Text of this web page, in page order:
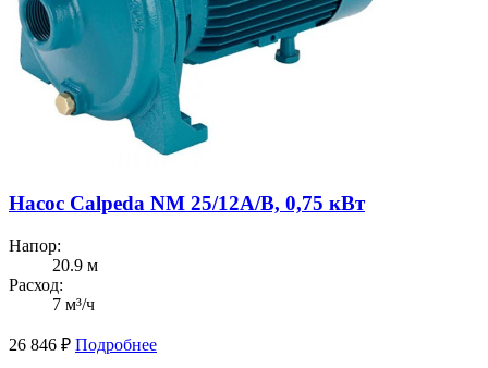
Насос Calpeda NM 25/12A/B, 0,75 кВт
Напор:
20.9 м
Расход:
7 м³/ч
26 846 ₽ Подробнее